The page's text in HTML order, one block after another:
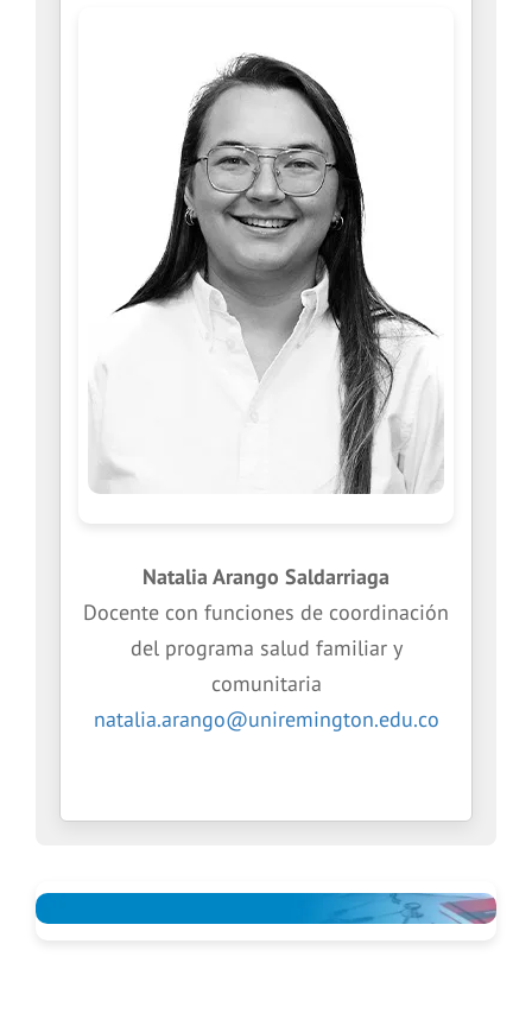
Natalia Arango Saldarriaga
Docente con funciones de coordinación
del programa salud familiar y
comunitaria
natalia.arango@uniremington.edu.co